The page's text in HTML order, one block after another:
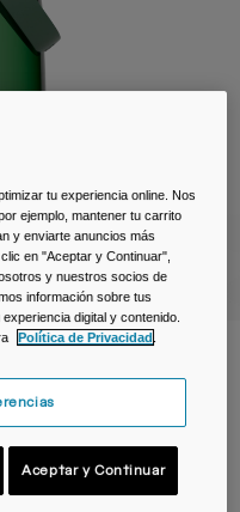
tu experiencia online. Nos
ejemplo, mantener tu carrito
y enviarte anuncios más
en "Aceptar y Continuar",
y nuestros socios de
información sobre tus
digital y contenido.
Política de Privacidad
Aceptar y Continuar